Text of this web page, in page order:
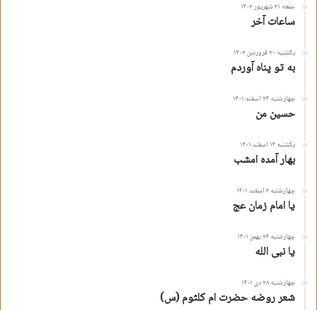
جمعه ۳۱ شهریور ۱۴۰۲
ساعات آخر
یکشنبه ۲۰ فروردین ۱۴۰۲
به تو پناه آوردم
چهارشنبه ۲۴ اسفند ۱۴۰۱
حسین من
یکشنبه ۱۴ اسفند ۱۴۰۱
بهار آمده امشب
چهارشنبه ۳ اسفند ۱۴۰۱
یا امام زمان عج
چهارشنبه ۲۶ بهمن ۱۴۰۱
یا نبی الله
چهارشنبه ۲۸ دی ۱۴۰۱
شعر روضه حضرت ام کلثوم (س)